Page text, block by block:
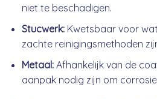
niet te beschadigen.
Stucwerk:Kwetsbaar voor
zachte reinigingsmethoden
Metaal:Afhankelijk van de
aanpak nodig zijn om